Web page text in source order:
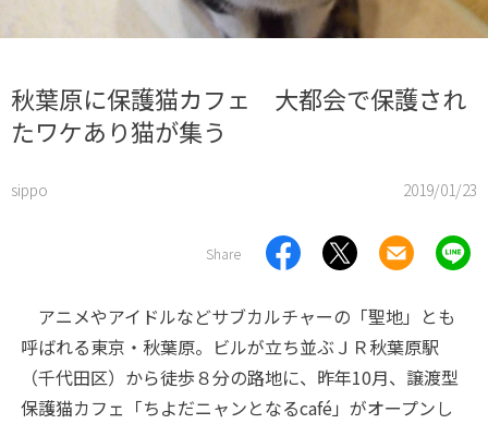
秋葉原に保護猫カフェ 大都会で保護され
たワケあり猫が集う
sippo 2019/01/23
Share
アニメやアイドルなどサブカルチャーの「聖地」とも
呼ばれる東京・秋葉原。ビルが立ち並ぶＪＲ秋葉原駅
（千代田区）から徒歩８分の路地に、昨年10月、譲渡型
保護猫カフェ「ちよだニャンとなるcafé」がオープンし